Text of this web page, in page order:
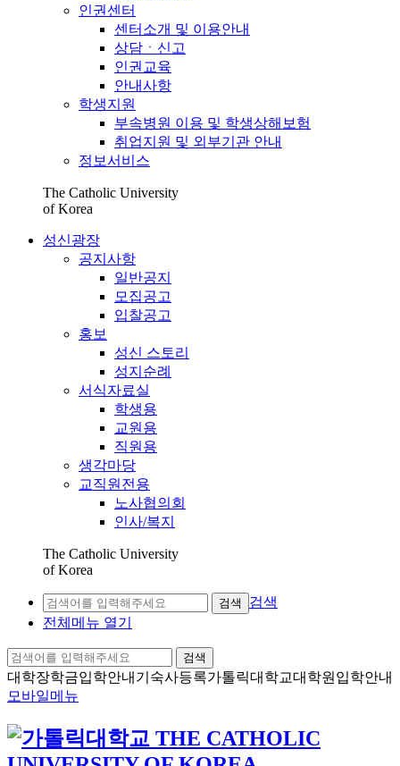
인권센터
센터소개 및 이용안내
상담ㆍ신고
인권교육
안내사항
학생지원
부속병원 이용 및 학생상해보험
취업지원 및 외부기관 안내
정보서비스
The Catholic University
of Korea
성신광장
공지사항
일반공지
모집공고
입찰공고
홍보
성신 스토리
성지순례
서식자료실
학생용
교원용
직원용
생각마당
교직원전용
노사협의회
인사/복지
The Catholic University
of Korea
검색
검색
전체메뉴 열기
검색
대학장학금입학안내 기숙사등록가톨릭대학교대학원입학안내
모바일메뉴